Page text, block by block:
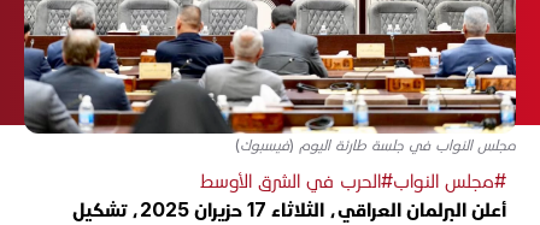
مجلس النواب في جلسة طارئة اليوم (فيسبوك)
#مجلس النواب#الحرب في الشرق الأوسط
أعلن البرلمان العراقي، الثلاثاء 17 حزيران 2025، تشكيل